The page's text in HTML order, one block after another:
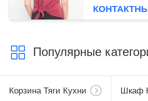
Популярные
Корзина Тяги Кухни Шкаф